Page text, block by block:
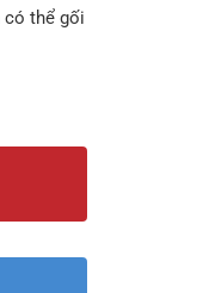
có thể gối